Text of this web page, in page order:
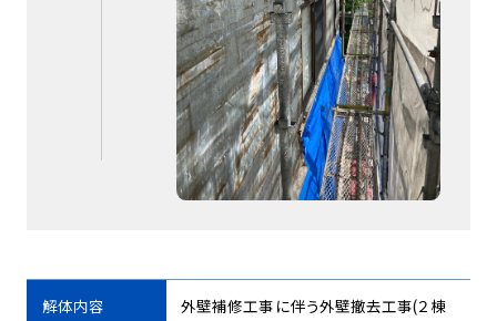
解体内容
外壁補修工事に伴う外壁撤去工事(２棟